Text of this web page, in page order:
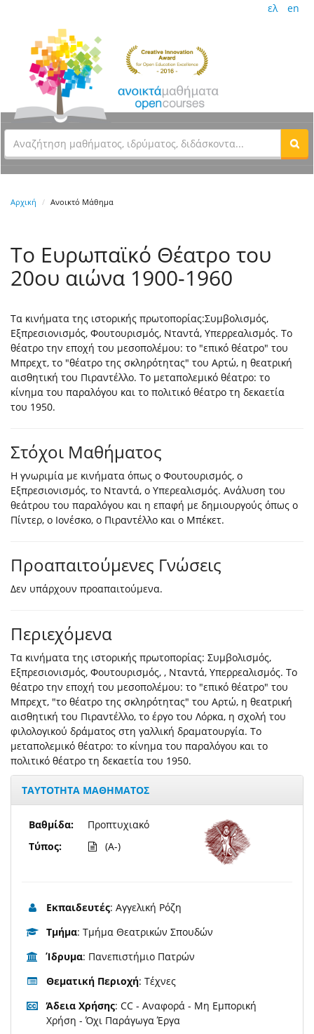
ελ en
Αρχική Ανοικτό Μάθημα
Το Ευρωπαϊκό Θέατρο του
20ου αιώνα 1900-1960
Τα κινήματα της ιστορικής πρωτοπορίας:Συμβολισμός,
Εξπρεσιονισμός, Φουτουρισμός, Νταντά, Υπερρεαλισμός. Το
θέατρο την εποχή του μεσοπολέμου: το "επικό θέατρο" του
Μπρεχτ, το "θέατρο της σκληρότητας" του Αρτώ, η θεατρική
αισθητική του Πιραντέλλο. Το μεταπολεμικό θέατρο: το
κίνημα του παραλόγου και το πολιτικό θέατρο τη δεκαετία
του 1950.
Στόχοι Μαθήματος
Η γνωριμία με κινήματα όπως ο Φουτουρισμός, ο
Εξπρεσιονισμός, το Νταντά, ο Υπερεαλισμός. Ανάλυση του
θεάτρου του παραλόγου και η επαφή με δημιουργούς όπως ο
Πίντερ, ο Ιονέσκο, ο Πιραντέλλο και ο Μπέκετ.
Προαπαιτούμενες Γνώσεις
Δεν υπάρχουν προαπαιτούμενα.
Περιεχόμενα
Τα κινήματα της ιστορικής πρωτοπορίας: Συμβολισμός,
Εξπρεσιονισμός, Φουτουρισμός, , Νταντά, Υπερρεαλισμός. Το
θέατρο την εποχή του μεσοπολέμου: το "επικό θέατρο" του
Μπρεχτ, "το θέατρο της σκληρότητας" του Αρτώ, η θεατρική
αισθητική του Πιραντέλλο, το έργο του Λόρκα, η σχολή του
φιλολογικού δράματος στη γαλλική δραματουργία. Το
μεταπολεμικό θέατρο: το κίνημα του παραλόγου και το
πολιτικό θέατρο τη δεκαετία του 1950.
ΤΑΥΤΟΤΗΤΑ ΜΑΘΗΜΑΤΟΣ
Βαθμίδα:
Τύπος:
Προπτυχιακό
(A-)
Εκπαιδευτές: Αγγελική Ρόζη
Τμήμα: Τμήμα Θεατρικών Σπουδών
Ίδρυμα: Πανεπιστήμιο Πατρών
Θεματική Περιοχή: Τέχνες
Άδεια Χρήσης: CC - Αναφορά - Μη Εμπορική
Χρήση - Όχι Παράγωγα Έργα